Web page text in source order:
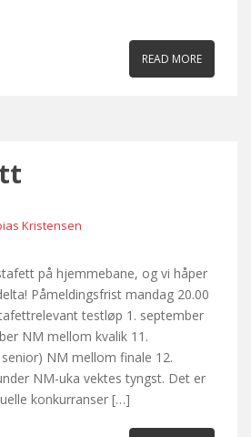
READ MORE
Kristensen
på hjemmebane, og vi håper
Påmeldingsfrist mandag 20.00
testløp 1. september
NM mellom kvalik 11.
NM mellom finale 12.
NM-uka vektes tyngst. Det er
konkurranser […]